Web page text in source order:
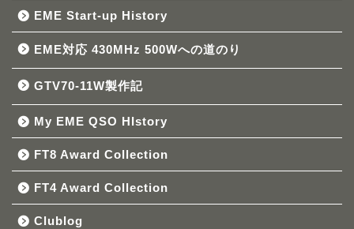
EME Start-up History
EME対応 430MHz 500Wへの道のり
GTV70-11W製作記
My EME QSO HIstory
FT8 Award Collection
FT4 Award Collection
Clublog